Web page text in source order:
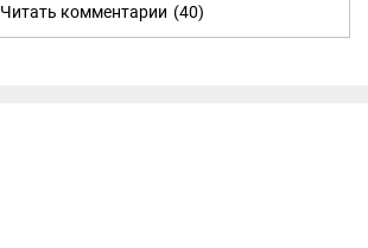
Читать комментарии (40)